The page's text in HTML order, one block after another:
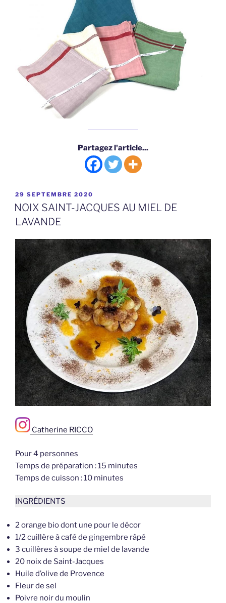
Partagez l'article...
PUBLIÉ
LE
29 SEPTEMBRE 2020
NOIX SAINT-JACQUES AU MIEL DE
LAVANDE
Catherine RICCO
Pour 4 personnes
Temps de préparation : 15 minutes
Temps de cuisson : 10 minutes
INGRÉDIENTS
2 orange bio dont une pour le décor
1/2 cuillère à café de gingembre râpé
3 cuillères à soupe de miel de lavande
20 noix de Saint-Jacques
Huile d’olive de Provence
Fleur de sel
Poivre noir du moulin